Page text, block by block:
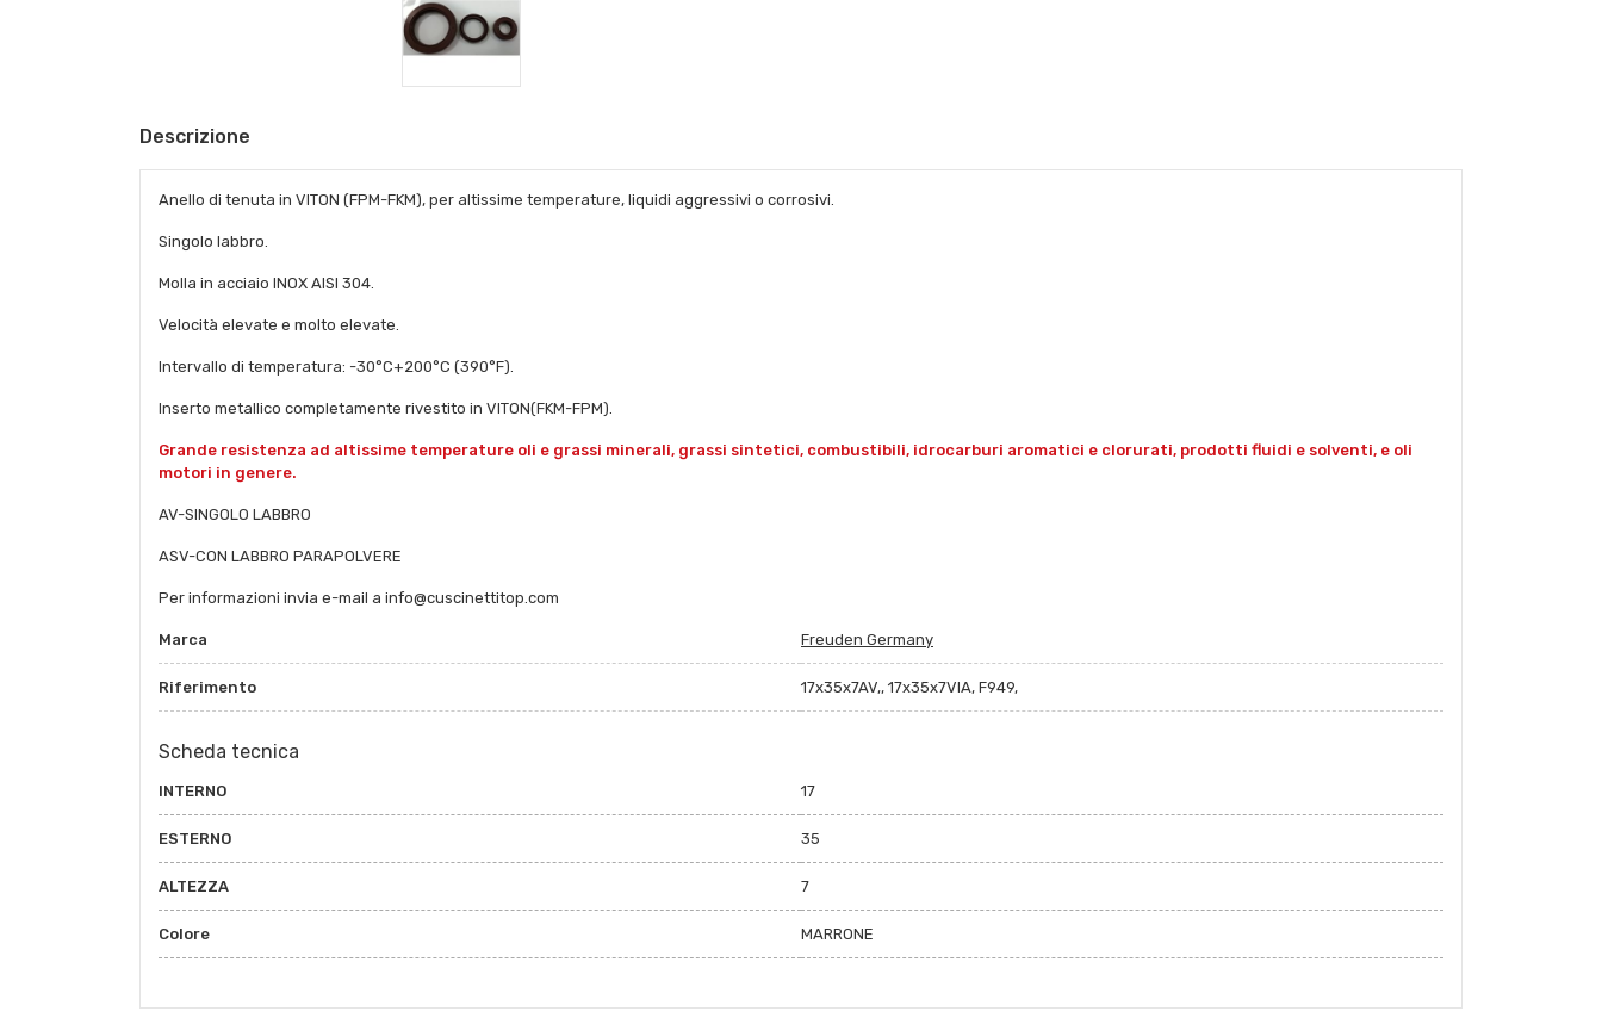
Descrizione
Anello di tenuta in VITON (FPM-FKM), per altissime temperature, liquidi aggressivi o corrosivi.
Singolo labbro.
Molla in acciaio INOX AISI 304.
Velocità elevate e molto elevate.
Intervallo di temperatura: -30°C+200°C (390°F).
Inserto metallico completamente rivestito in VITON(FKM-FPM).
Grande resistenza ad altissime temperature oli e grassi minerali, grassi sintetici, combustibili, idrocarburi aromatici e clorurati, prodotti fluidi e solventi, e oli
motori in genere.
AV-SINGOLO LABBRO
ASV-CON LABBRO PARAPOLVERE
Per informazioni invia e-mail a info@cuscinettitop.com
Marca Freuden Germany
Riferimento 17x35x7AV,, 17x35x7VIA, F949,
Scheda tecnica
INTERNO 17
ESTERNO 35
ALTEZZA 7
Colore MARRONE